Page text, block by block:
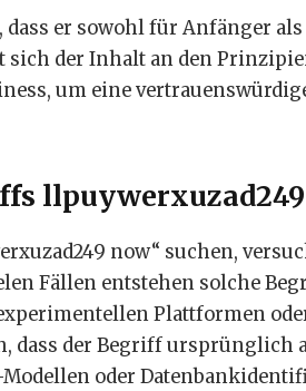
dass er sowohl für Anfänger
der Inhalt an den
um eine
llpuywerxuzad249
now“ suchen,
Fällen entstehen solche
Plattformen
dass der Begriff ursprünglich
oder